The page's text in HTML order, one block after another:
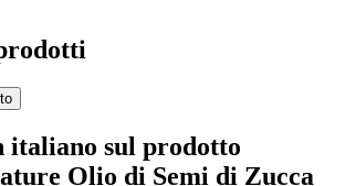
italiano sul prodotto
Olio di Semi di Zucca